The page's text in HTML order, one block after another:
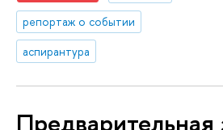
репортаж о событии
аспирантура
Предварительная